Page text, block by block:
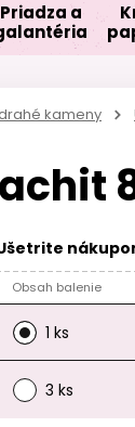
Priadza a
kameny
Obsah balenie
1 ks
3 ks